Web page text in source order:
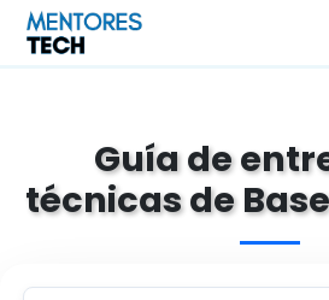
Guía de
técnicas de